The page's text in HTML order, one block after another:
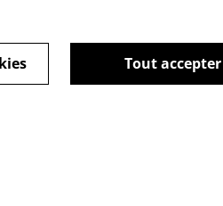
Tout accepter